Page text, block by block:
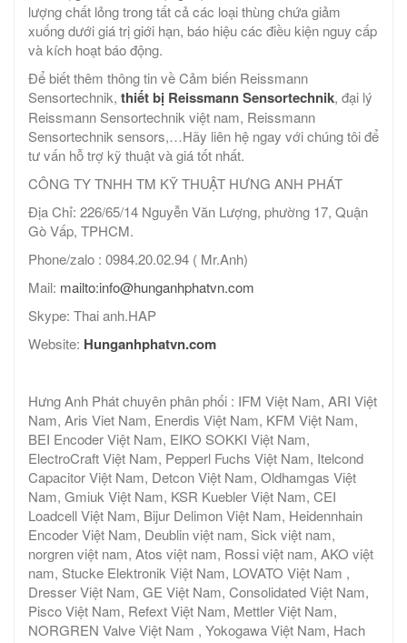
lượng chất lỏng trong tất cả các loại thùng chứa giảm
xuống dưới giá trị giới hạn, báo hiệu các điều kiện nguy cấp
và kích hoạt báo động.
Để biết thêm thông tin về Cảm biến Reissmann
Sensortechnik, thiết bị Reissmann Sensortechnik, đại lý
Reissmann Sensortechnik việt nam, Reissmann
Sensortechnik sensors,…Hãy liên hệ ngay với chúng tôi để
tư vấn hỗ trợ kỹ thuật và giá tốt nhất.
CÔNG TY TNHH TM KỸ THUẬT HƯNG ANH PHÁT
Địa Chỉ: 226/65/14 Nguyễn Văn Lượng, phường 17, Quận
Gò Vấp, TPHCM.
Phone/zalo : 0984.20.02.94 ( Mr.Anh)
Mail: mailto:info@hunganhphatvn.com
Skype: Thai anh.HAP
Website: Hunganhphatvn.com
Hưng Anh Phát chuyên phân phối : IFM Việt Nam, ARI Việt
Nam, Aris Viet Nam, Enerdis Việt Nam, KFM Việt Nam,
BEI Encoder Việt Nam, EIKO SOKKI Việt Nam,
ElectroCraft Việt Nam, Pepperl Fuchs Việt Nam, Itelcond
Capacitor Việt Nam, Detcon Việt Nam, Oldhamgas Việt
Nam, Gmiuk Việt Nam, KSR Kuebler Việt Nam, CEI
Loadcell Việt Nam, Bijur Delimon Việt Nam, Heidennhain
Encoder Việt Nam, Deublin việt nam, Sick việt nam,
norgren việt nam, Atos việt nam, Rossi việt nam, AKO việt
nam, Stucke Elektronik Việt Nam, LOVATO Việt Nam ,
Dresser Việt Nam, GE Việt Nam, Consolidated Việt Nam,
Pisco Việt Nam, Refext Việt Nam, Mettler Việt Nam,
NORGREN Valve Việt Nam , Yokogawa Việt Nam, Hach